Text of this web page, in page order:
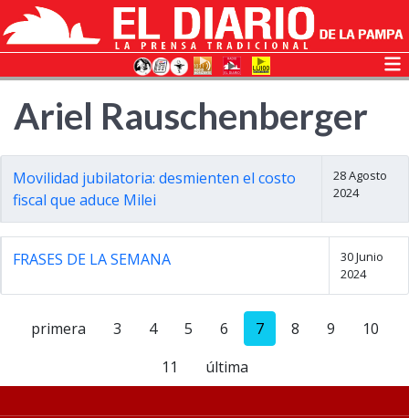
Ariel Rauschenberger
Movilidad jubilatoria: desmienten el costo
fiscal que aduce Milei
28 Agosto
2024
FRASES DE LA SEMANA
30 Junio
2024
primera 3 4 5 6 7 8 9
10
11
última